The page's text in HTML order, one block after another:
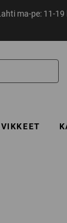
ma-pe: 11-19